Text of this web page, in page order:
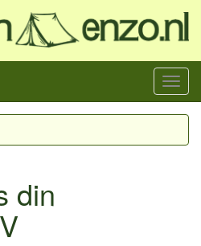
Menu
din